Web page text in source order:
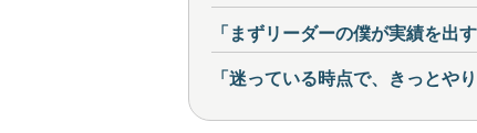
「まずリーダーの僕が実績を出
「迷っている時点で、きっとや